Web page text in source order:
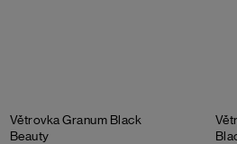
Větrovka Granum Black
Beauty